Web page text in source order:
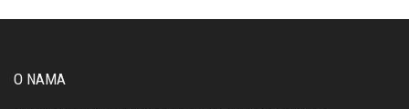
O NAMA